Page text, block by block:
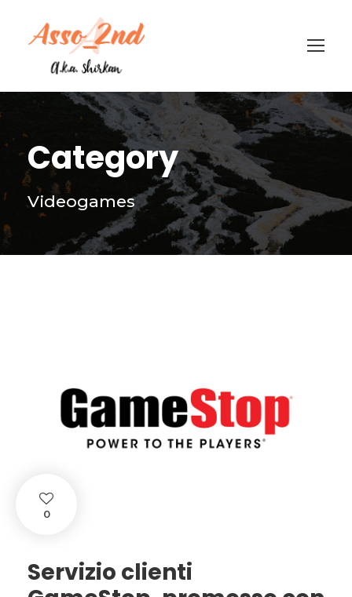
Category
Videogames
0
Servizio clienti